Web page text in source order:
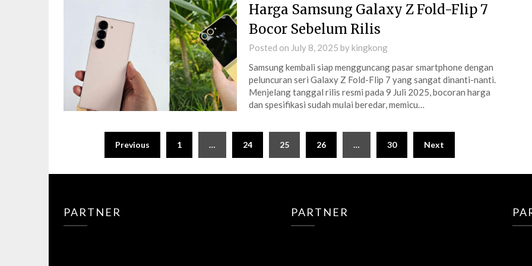
Harga Samsung Galaxy Z Fold-Flip 7
Bocor Sebelum Rilis
Posted on July 8, 2025 bykingkong
Samsung kembali siap mengguncang pasar smartphone dengan
peluncuran seri Galaxy Z Fold-Flip 7 yang sangat dinanti-nanti.
Menjelang tanggal rilis resmi pada 9 Juli 2025, bocoran harga
dan spesifikasi sudah mulai beredar, memicu…
pagination
Previous 1 … 24 25 26 … 30 Next
PARTNER PARTNER